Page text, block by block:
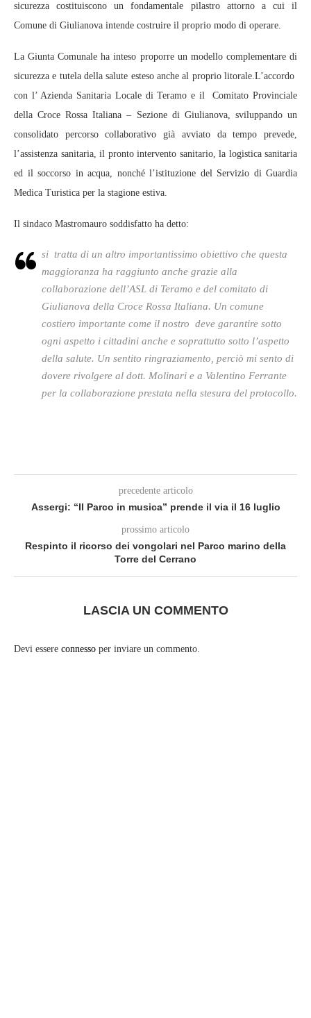
sicurezza costituiscono un fondamentale pilastro attorno a cui il
Comune di Giulianova intende costruire il proprio modo di operare.
La Giunta Comunale ha inteso proporre un modello complementare di
sicurezza e tutela della salute esteso anche al proprio litorale.L’accordo
con l’ Azienda Sanitaria Locale di Teramo e il Comitato Provinciale
della Croce Rossa Italiana – Sezione di Giulianova, sviluppando un
consolidato percorso collaborativo già avviato da tempo prevede,
l’assistenza sanitaria, il pronto intervento sanitario, la logistica sanitaria
ed il soccorso in acqua, nonché l’istituzione del Servizio di Guardia
Medica Turistica per la stagione estiva.
Il sindaco Mastromauro soddisfatto ha detto:
si tratta di un altro importantissimo obiettivo che questa
maggioranza ha raggiunto anche grazie alla
collaborazione dell’ASL di Teramo e del comitato di
Giulianova della Croce Rossa Italiana. Un comune
costiero importante come il nostro deve garantire sotto
ogni aspetto i cittadini anche e soprattutto sotto l’aspetto
della salute. Un sentito ringraziamento, perciò mi sento di
dovere rivolgere al dott. Molinari e a Valentino Ferrante
per la collaborazione prestata nella stesura del protocollo.
precedente articolo
Assergi: “Il Parco in musica” prende il via il 16 luglio
prossimo articolo
Respinto il ricorso dei vongolari nel Parco marino della
Torre del Cerrano
LASCIA UN COMMENTO
Devi essere connesso per inviare un commento.